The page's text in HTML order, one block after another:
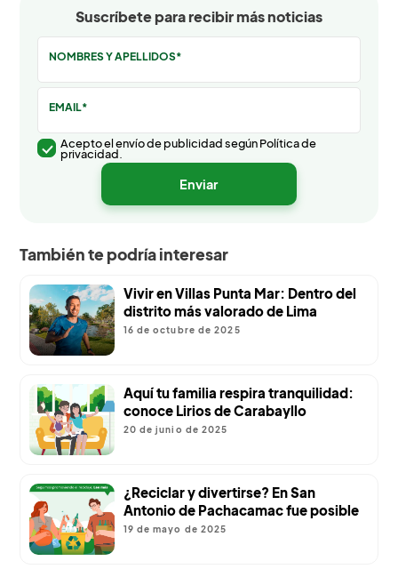
Suscríbete para recibir más noticias
NOMBRES Y APELLIDOS*
EMAIL*
Acepto el envío de publicidad según Política de
privacidad.
También te podría interesar
Vivir en Villas Punta Mar: Dentro del
distrito más valorado de Lima
16 de octubre de 2025
Aquí tu familia respira tranquilidad:
conoce Lirios de Carabayllo
20 de junio de 2025
¿Reciclar y divertirse? En San
Antonio de Pachacamac fue posible
19 de mayo de 2025